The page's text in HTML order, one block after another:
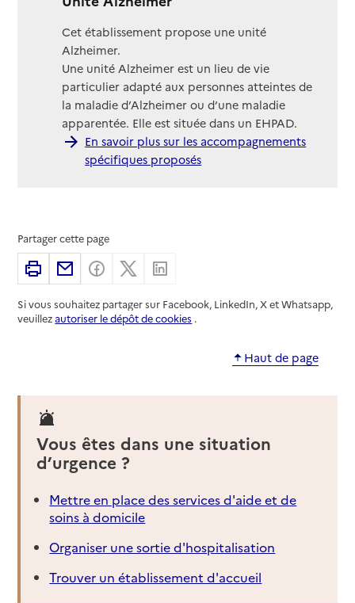
Cet établissement propose une unité
Alzheimer.
Une unité Alzheimer est un lieu de vie
particulier adapté aux personnes atteintes de
la maladie d’Alzheimer ou d’une maladie
apparentée. Elle est située dans un EHPAD.
En savoir plus sur les accompagnements
spécifiques proposés
Partager cette page
ImprimerPartager par email
Partager sur Facebook
Partager sur X
Si vous souhaitez partager sur Facebook, LinkedIn, X et Whatsapp,
veuillezautoriser le dépôt de cookies .
Haut de page
Vous êtes dans une situation
d’urgence ?
Mettre en place des services d'aide et de
soins à domicile
Organiser une sortie d'hospitalisation
Trouver un établissement d'accueil